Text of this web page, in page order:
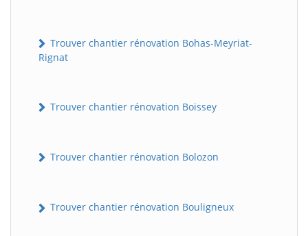
Trouver chantier rénovation Bohas-Meyriat-
Rignat
Trouver chantier rénovation Boissey
Trouver chantier rénovation Bolozon
Trouver chantier rénovation Bouligneux